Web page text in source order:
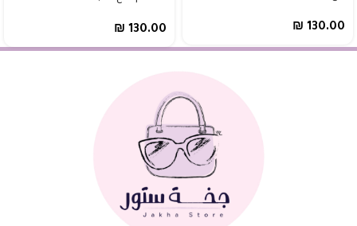
₪ 130.00
₪ 130.00